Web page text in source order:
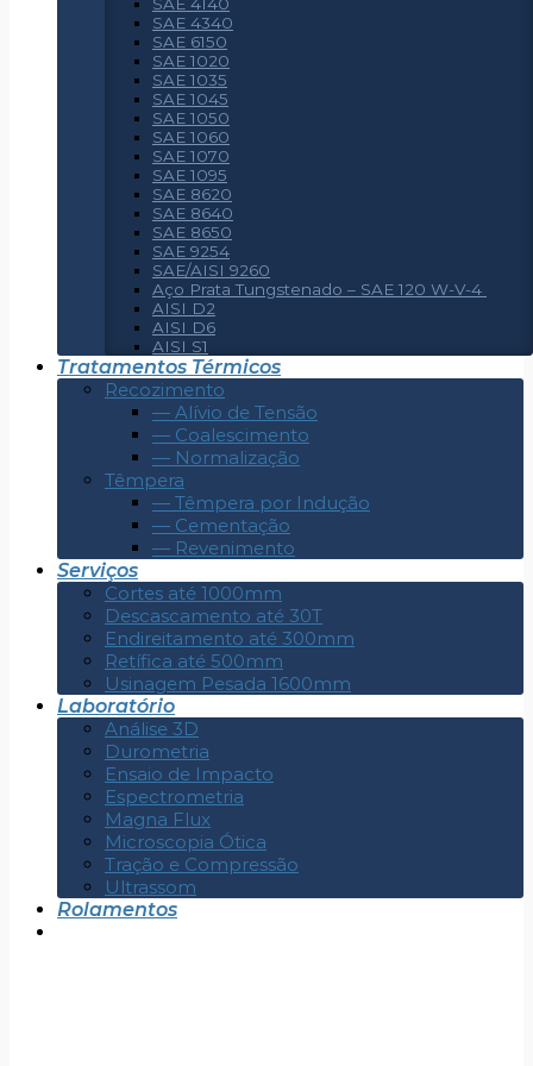
SAE 4340
SAE 6150
SAE 1020
SAE 1035
SAE 1045
SAE 1050
SAE 1060
SAE 1070
SAE 1095
SAE 8620
SAE 8640
SAE 8650
SAE 9254
SAE/AISI 9260
Aço Prata Tungstenado – SAE 120 W-V-4
AISI D2
AISI D6
AISI S1
Tratamentos Térmicos
Recozimento
— Alívio de Tensão
— Coalescimento
— Normalização
Têmpera
— Têmpera por Indução
— Cementação
— Revenimento
Serviços
Cortes até 1000mm
Descascamento até 30T
Endireitamento até 300mm
Retífica até 500mm
Usinagem Pesada 1600mm
Laboratório
Análise 3D
Durometria
Ensaio de Impacto
Espectrometria
Magna Flux
Microscopia Ótica
Tração e Compressão
Ultrassom
Rolamentos